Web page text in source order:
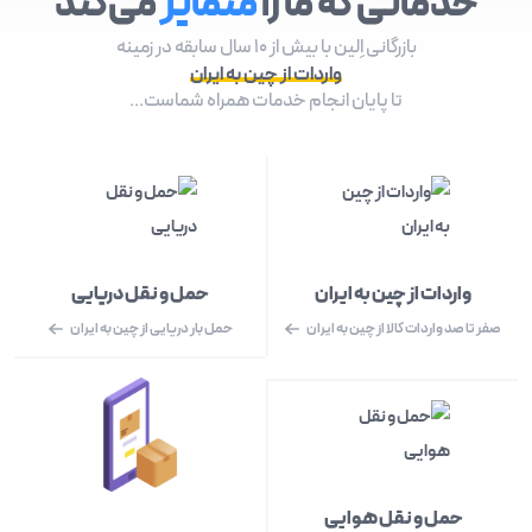
بازرگانی اِلین با بیش از 10 سال سابقه در زمینه
واردات از چین به ایران
تا پایان انجام خدمات همراه شماست...
واردات از چین به ایران
صفر تا صد واردات کالا از چین به ایران
حمل و نقل دریایی
حمل بار دریایی از چین به ایران
حمل و نقل هوایی